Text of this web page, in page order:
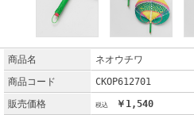
商品名
ネオウチワ
商品コード
CKOP612701
販売価格
￥1,540